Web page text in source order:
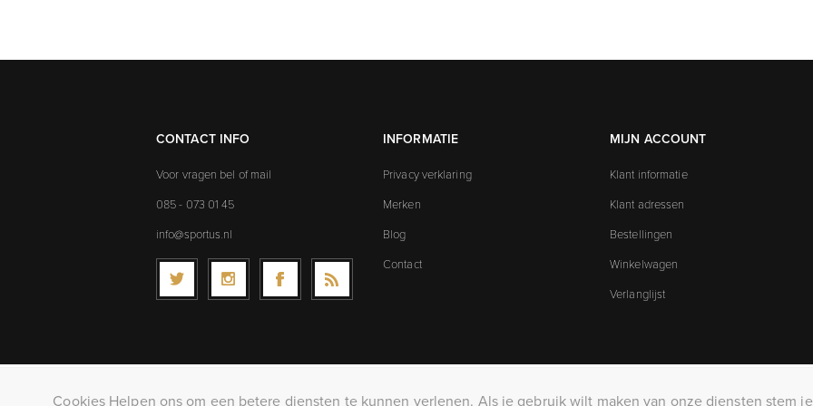
CONTACT INFO
Voor vragen bel of mail
085 - 073 01 45
info@sportus.nl
INFORMATIE
Privacy verklaring
Merken
Blog
Contact
MIJN ACCOUNT
Klant informatie
Klant adressen
Bestellingen
Winkelwagen
Verlanglijst
Cookies Helpen ons om een betere diensten te kunnen verlenen. Als je gebruik wilt maken van onze diensten stem